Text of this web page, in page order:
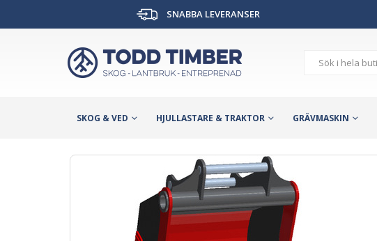
SNABBA LEVERANSER
SKOG & VED HJULLASTARE & TRAKTOR GRÄVMASKIN